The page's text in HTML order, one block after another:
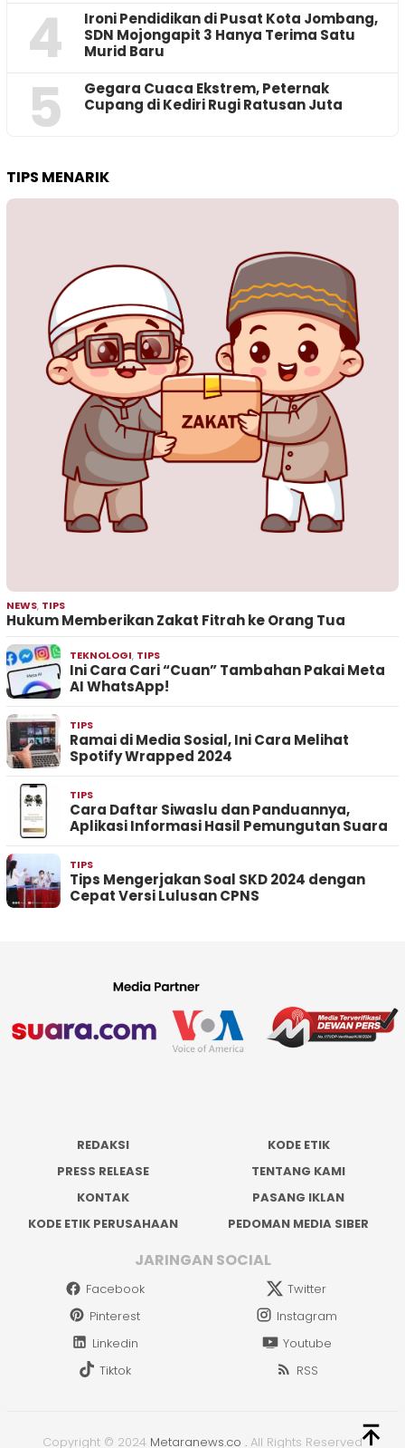
4
Ironi Pendidikan di Pusat Kota Jombang,
SDN Mojongapit 3 Hanya Terima Satu
Murid Baru
5
‎Gegara Cuaca Ekstrem, Peternak
Cupang di Kediri Rugi Ratusan Juta
TIPS MENARIK
NEWS, TIPS
Hukum Memberikan Zakat Fitrah ke Orang Tua
TEKNOLOGI, TIPS
Ini Cara Cari “Cuan” Tambahan Pakai Meta
AI WhatsApp!
TIPS
Ramai di Media Sosial, Ini Cara Melihat
Spotify Wrapped 2024
TIPS
Cara Daftar Siwaslu dan Panduannya,
Aplikasi Informasi Hasil Pemungutan Suara
TIPS
Tips Mengerjakan Soal SKD 2024 dengan
Cepat Versi Lulusan CPNS
REDAKSI
KODE ETIK
PRESS RELEASE
TENTANG KAMI
KONTAK
PASANG IKLAN
KODE ETIK PERUSAHAAN
PEDOMAN MEDIA SIBER
JARINGAN SOCIAL
Facebook
Twitter
Pinterest
Instagram
Linkedin
Youtube
Tiktok
RSS
Copyright © 2024 Metaranews.co . All Rights Reserved